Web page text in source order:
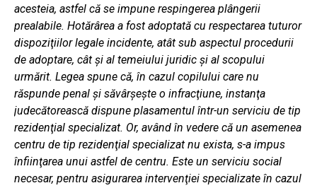
acesteia, astfel că se impune respingerea plângerii
prealabile. Hotărârea a fost adoptată cu respectarea tuturor
dispoziţiilor legale incidente, atât sub aspectul procedurii
de adoptare, cât şi al temeiului juridic şi al scopului
urmărit. Legea spune că, în cazul copilului care nu
răspunde penal şi săvârşeşte o infracţiune, instanţa
judecătorească dispune plasamentul într-un serviciu de tip
rezidenţial specializat. Or, având în vedere că un asemenea
centru de tip rezidenţial specializat nu exista, s-a impus
înfiinţarea unui astfel de centru. Este un serviciu social
necesar, pentru asigurarea intervenţiei specializate în cazul